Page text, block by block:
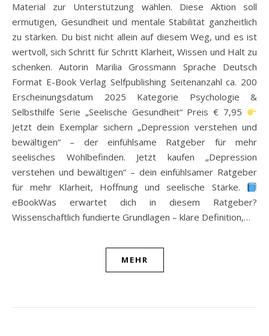
Material zur Unterstützung wählen. Diese Aktion soll
ermutigen, Gesundheit und mentale Stabilität ganzheitlich
zu stärken. Du bist nicht allein auf diesem Weg, und es ist
wertvoll, sich Schritt für Schritt Klarheit, Wissen und Halt zu
schenken. Autorin Marilia Grossmann Sprache Deutsch
Format E-Book Verlag Selfpublishing Seitenanzahl ca. 200
Erscheinungsdatum 2025 Kategorie Psychologie &
Selbsthilfe Serie „Seelische Gesundheit“ Preis € 7,95
Jetzt dein Exemplar sichern „Depression verstehen und
bewältigen“ – der einfühlsame Ratgeber für mehr
seelisches Wohlbefinden. Jetzt kaufen „Depression
verstehen und bewältigen“ – dein einfühlsamer Ratgeber
für mehr Klarheit, Hoffnung und seelische Stärke.
eBookWas erwartet dich in diesem Ratgeber?
Wissenschaftlich fundierte Grundlagen – klare Definition,…
MEHR